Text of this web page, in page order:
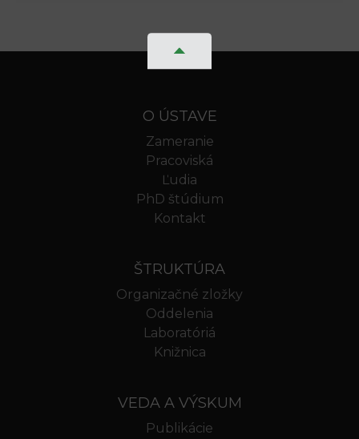
O ÚSTAVE
Zameranie
Pracoviská
Ľudia
PhD štúdium
Kontakt
ŠTRUKTÚRA
Organizačné zložky
Oddelenia
Laboratóriá
Knižnica
VEDA A VÝSKUM
Publikácie